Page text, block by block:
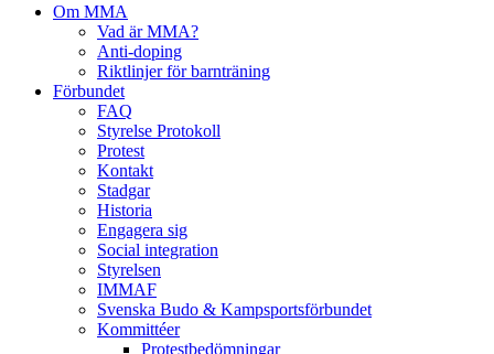
Om MMA
Vad är MMA?
Anti-doping
Riktlinjer för barnträning
Förbundet
FAQ
Styrelse Protokoll
Protest
Kontakt
Stadgar
Historia
Engagera sig
Social integration
Styrelsen
IMMAF
Svenska Budo & Kampsportsförbundet
Kommittéer
Protestbedömningar